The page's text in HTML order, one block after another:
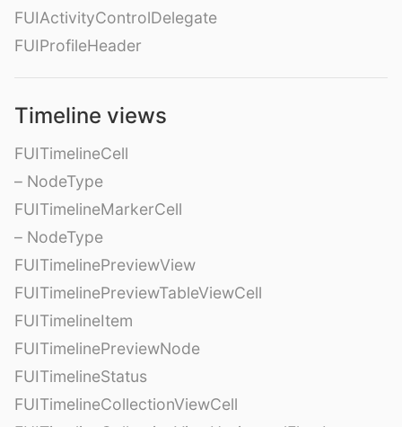
FUIActivityControlDelegate
FUIProfileHeader
Timeline views
FUITimelineCell
– NodeType
FUITimelineMarkerCell
– NodeType
FUITimelinePreviewView
FUITimelinePreviewTableViewCell
FUITimelineItem
FUITimelinePreviewNode
FUITimelineStatus
FUITimelineCollectionViewCell